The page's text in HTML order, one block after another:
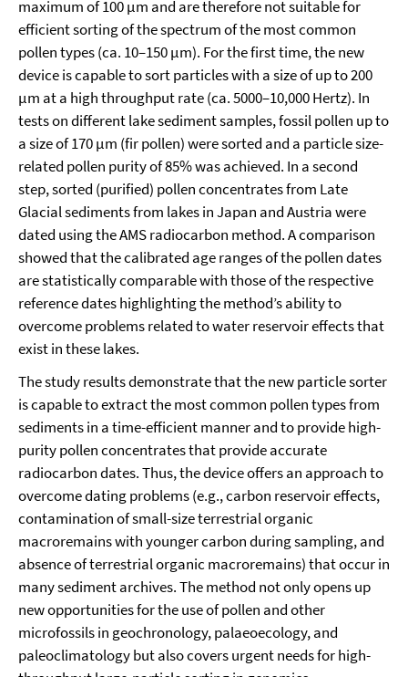
maximum of 100 µm and are therefore not suitable for
efficient sorting of the spectrum of the most common
pollen types (ca. 10–150 µm). For the first time, the new
device is capable to sort particles with a size of up to 200
µm at a high throughput rate (ca. 5000–10,000 Hertz). In
tests on different lake sediment samples, fossil pollen up to
a size of 170 µm (fir pollen) were sorted and a particle size-
related pollen purity of 85% was achieved. In a second
step, sorted (purified) pollen concentrates from Late
Glacial sediments from lakes in Japan and Austria were
dated using the AMS radiocarbon method. A comparison
showed that the calibrated age ranges of the pollen dates
are statistically comparable with those of the respective
reference dates highlighting the method’s ability to
overcome problems related to water reservoir effects that
exist in these lakes.
The study results demonstrate that the new particle sorter
is capable to extract the most common pollen types from
sediments in a time-efficient manner and to provide high-
purity pollen concentrates that provide accurate
radiocarbon dates. Thus, the device offers an approach to
overcome dating problems (e.g., carbon reservoir effects,
contamination of small-size terrestrial organic
macroremains with younger carbon during sampling, and
absence of terrestrial organic macroremains) that occur in
many sediment archives. The method not only opens up
new opportunities for the use of pollen and other
microfossils in geochronology, palaeoecology, and
paleoclimatology but also covers urgent needs for high-